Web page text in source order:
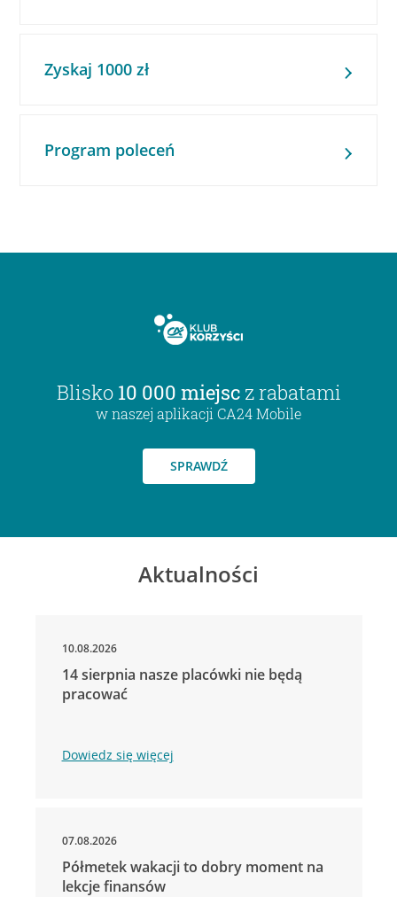
Zyskaj 1000 zł
Program poleceń
Blisko 10 000 miejsc z rabatami
w naszej aplikacji CA24 Mobile
SPRAWDŹ
Aktualności
10.08.2026
14 sierpnia nasze placówki nie będą
pracować
Dowiedz się więcej
07.08.2026
Półmetek wakacji to dobry moment na
lekcje finansów